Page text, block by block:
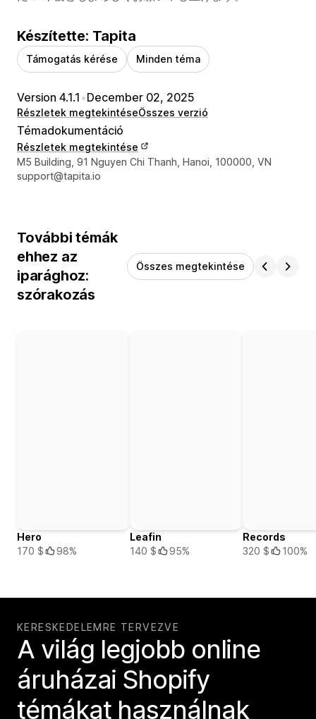
Készítette: Tapita
Támogatás kérése Minden téma
Version 4.1.1 •December 02, 2025
Részletek megtekintéseÖsszes verzió
Témadokumentáció
Részletek megtekintése
Dizájner kapcsolattartási adatai
M5 Building, 91 Nguyen Chi Thanh, Hanoi, 100000, VN
support@tapita.io
További témák
ehhez az
iparághoz:
szórakozás
Összes megtekintése
Hero
170 $
98%
Leafin
140 $
95%
Records
320 $
100%
KERESKEDELEMRE TERVEZVE
A világ legjobb online
áruházai Shopify
témákat használnak